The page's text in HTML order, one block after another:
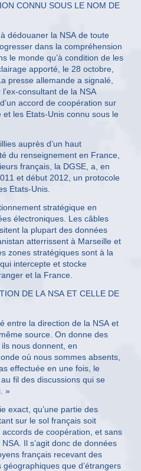
CONNU SOUS LE NOM DE
dédouaner la NSA de toute
dans la compréhension
le monde qu’à condition de les
apporté, le 28 octobre,
presse allemande a signalé,
consultant de la NSA
accord de coopération sur
les Etats-Unis connu sous le
auprès d’un haut
du renseignement en France,
français, la DGSE, a, en
et début 2012, un protocole
Etats-Unis.
stratégique en
électroniques. Les câbles
la plupart des données
atterrissent à Marseille et
zones stratégiques sont à la
intercepte et stocke
et la France.
DE LA NSA ET CELLE DE
entre la direction de la NSA et
source. On donne des
nous donnent, en
où nous sommes absents,
effectuée en une fois, le
fil des discussions qui se
»
exact, qu’une partie des
sur le sol français soit
de coopération, et sans
Il s’agit donc de données
français recevant des
que d’étrangers